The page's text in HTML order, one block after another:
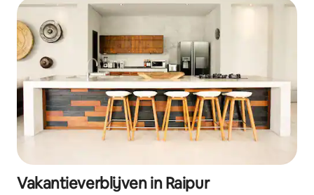
Vakantieverblijven in Raipur